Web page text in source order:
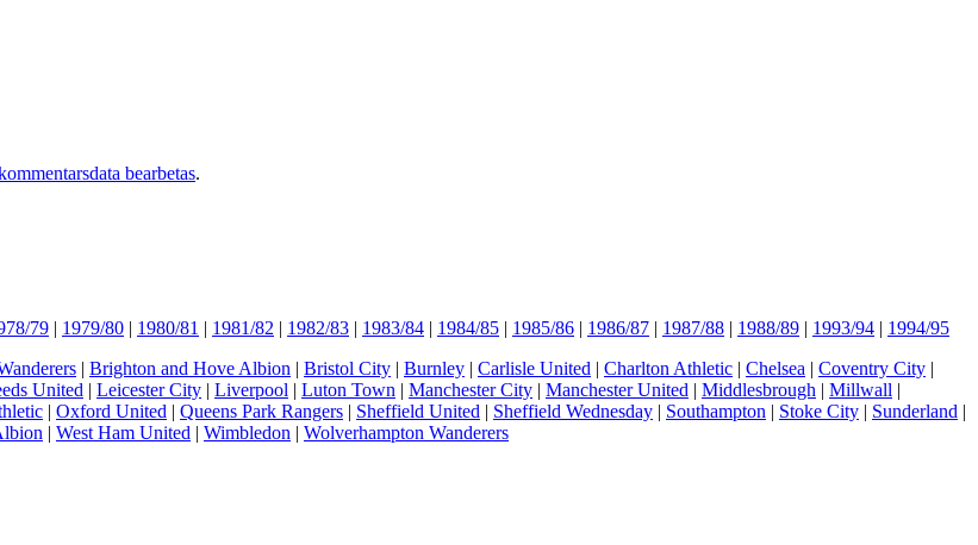
bearbetas.
79 | 1979/80 | 1980/81 | 1981/82 | 1982/83 | 1983/84 | 1984/85 | 1985/86 | 1986/87 | 1987/88 | 1988/89 | 1993/94 | 1994/95
| Brighton and Hove Albion | Bristol City | Burnley | Carlisle United | Charlton Athletic | Chelsea | Coventry City |
United | Leicester City | Liverpool | Luton Town | Manchester City | Manchester United | Middlesbrough | Millwall |
| Oxford United | Queens Park Rangers | Sheffield United | Sheffield Wednesday | Southampton | Stoke City | Sunderland |
| West Ham United | Wimbledon | Wolverhampton Wanderers